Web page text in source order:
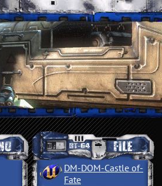
DM-DOM-Castle of­
Fate